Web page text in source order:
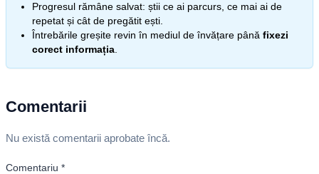
Progresul rămâne salvat: știi ce ai parcurs, ce mai ai de
repetat și cât de pregătit ești.
Întrebările greșite revin în mediul de învățare până fixezi
corect informația
Comentarii
Nu există comentarii aprobate încă.
Comentariu *